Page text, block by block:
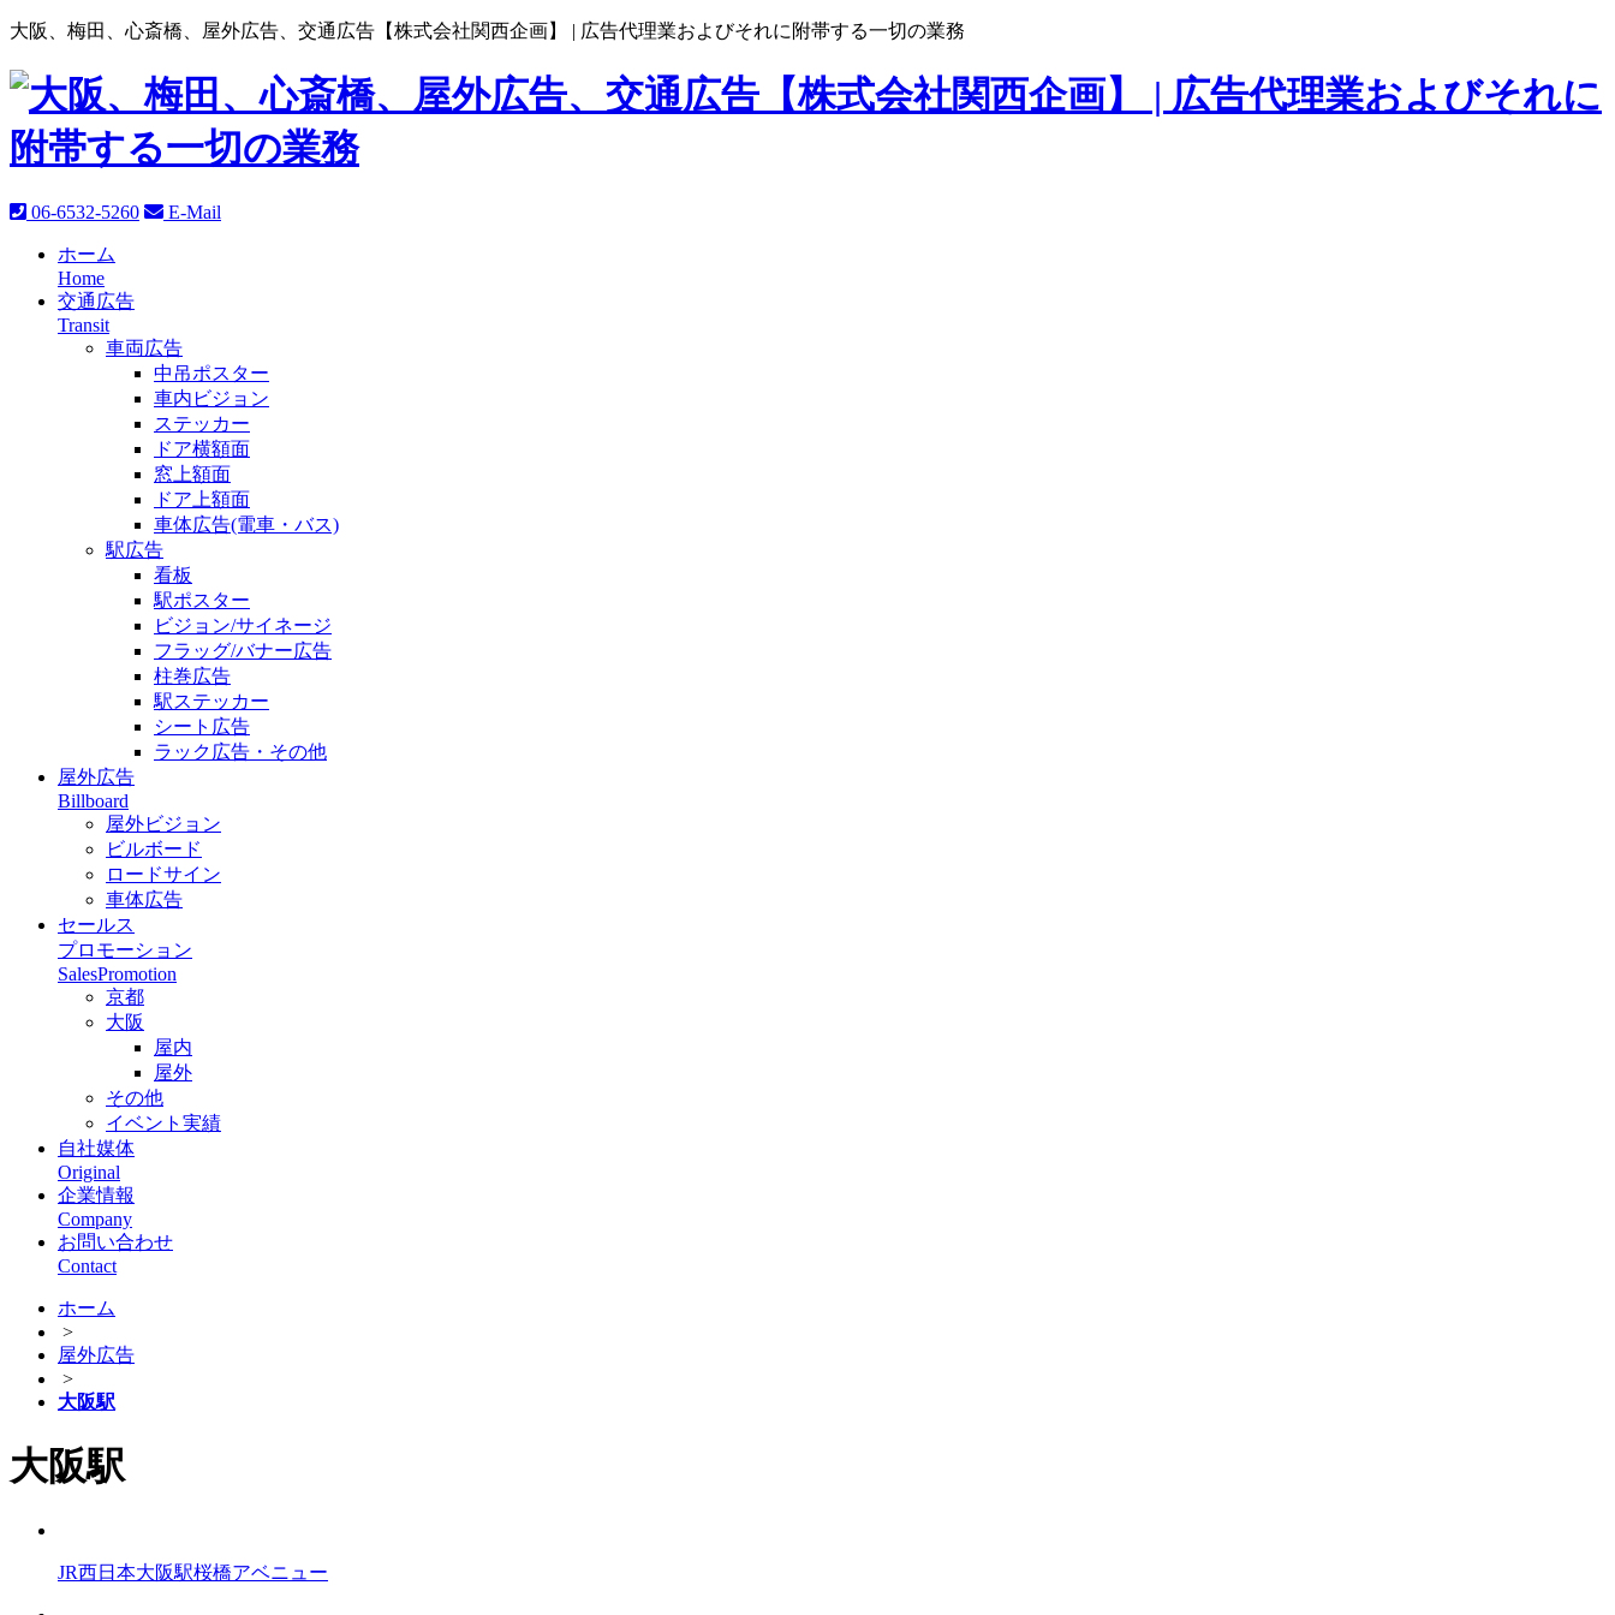
大阪、梅田、心斎橋、屋外広告、交通広告【株式会社関西企画】 | 広告代理業およびそれに附帯する一切の業務
06-6532-5260 E-Mail
ホーム
Home
交通広告
Transit
車両広告
中吊ポスター
車内ビジョン
ステッカー
ドア横額面
窓上額面
ドア上額面
車体広告(電車・バス)
駅広告
看板
駅ポスター
ビジョン/サイネージ
フラッグ/バナー広告
柱巻広告
駅ステッカー
シート広告
ラック広告・その他
屋外広告
Billboard
屋外ビジョン
ビルボード
ロードサイン
車体広告
セールス
プロモーション
SalesPromotion
京都
大阪
屋内
屋外
その他
イベント実績
自社媒体
Original
企業情報
Company
お問い合わせ
Contact
ホーム
>
屋外広告
>
大阪駅
大阪駅
JR西日本大阪駅桜橋アベニュー